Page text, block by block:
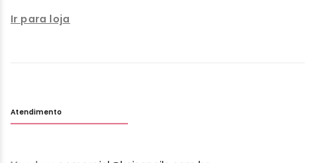
Ir para loja
Atendimento